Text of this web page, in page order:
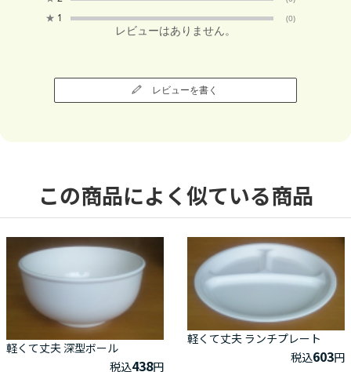
★ 1 (0)
レビューはありません。
レビューを書く
この商品によく似ている商品
軽くて丈夫 深型ボール
税込438円
軽くて丈夫 ランチプレート
税込603円